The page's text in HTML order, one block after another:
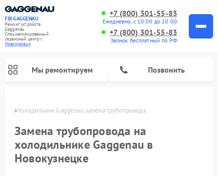
FIX-GAGGENAU
Ремонт устройств
Gaggenau
Специализированный
cервисный центр г.
Новокузнецк
+7 (800) 301-55-83
Ежедневно, с 10:00 до 20:00
+7 (800) 301-55-83
Звонок бесплатный по РФ
Мы ремонтируем Позвонить
Холодильник Gaggenau замена трубопровода
Замена трубопровода на
холодильнике Gaggenau в
Новокузнецке